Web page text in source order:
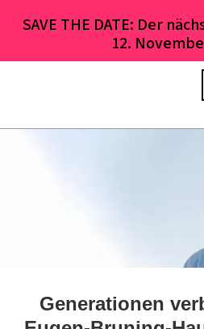
SAVE THE DATE: Der
12.
Generationen